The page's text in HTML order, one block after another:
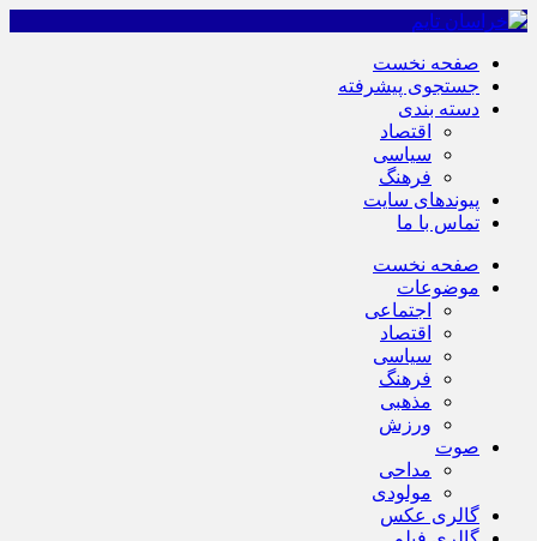
صفحه نخست
جستجوی پیشرفته
دسته بندی
اقتصاد
سیاسی
فرهنگ
پیوندهای سایت
تماس با ما
صفحه نخست
موضوعات
اجتماعی
اقتصاد
سیاسی
فرهنگ
مذهبی
ورزش
صوت
مداحی
مولودی
گالری عکس